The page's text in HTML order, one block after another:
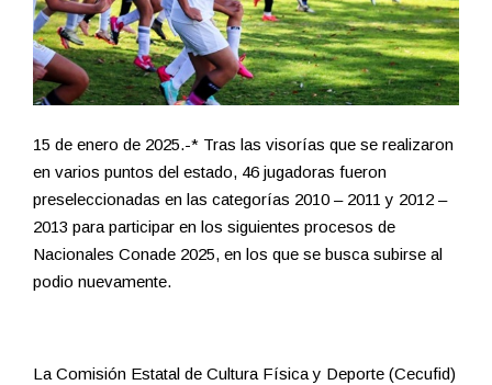
15 de enero de 2025.-* Tras las visorías que se realizaron
en varios puntos del estado, 46 jugadoras fueron
preseleccionadas en las categorías 2010 – 2011 y 2012 –
2013 para participar en los siguientes procesos de
Nacionales Conade 2025, en los que se busca subirse al
podio nuevamente.
La Comisión Estatal de Cultura Física y Deporte (Cecufid)